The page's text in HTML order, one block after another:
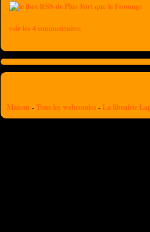
voir les 4 commentaires
Maison -Tous les webcomics - La librairie